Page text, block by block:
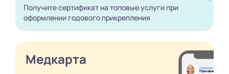
Получите сертификат на топовые услуги при
оформлении годового прикрепления
Медкарта